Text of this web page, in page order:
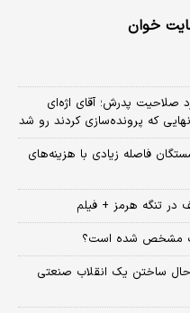
خوان
صلاحیت پدرش؛ آقای اژه‌ای
که پرونده‌سازی کردند رو شد
فاصله زیادی با هزینه‌های
تنگه هرمز + فیلم
مشخص شده است؟
حال ساختن یک انقلاب صنعتی